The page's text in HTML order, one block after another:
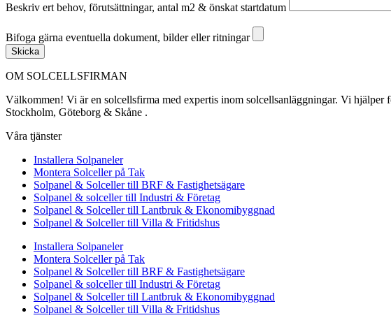
Beskriv ert behov, förutsättningar, antal m2 & önskat startdatum
Bifoga gärna eventuella dokument, bilder eller ritningar
Skicka
OM SOLCELLSFIRMAN
Välkommen! Vi är en solcellsfirma med expertis inom solcellsanläggningar. Vi hjälper
Stockholm, Göteborg & Skåne .
Våra tjänster
Installera Solpaneler
Montera Solceller på Tak
Solpanel & Solceller till BRF & Fastighetsägare
Solpanel & solceller till Industri & Företag
Solpanel & Solceller till Lantbruk & Ekonomibyggnad
Solpanel & Solceller till Villa & Fritidshus
Installera Solpaneler
Montera Solceller på Tak
Solpanel & Solceller till BRF & Fastighetsägare
Solpanel & solceller till Industri & Företag
Solpanel & Solceller till Lantbruk & Ekonomibyggnad
Solpanel & Solceller till Villa & Fritidshus